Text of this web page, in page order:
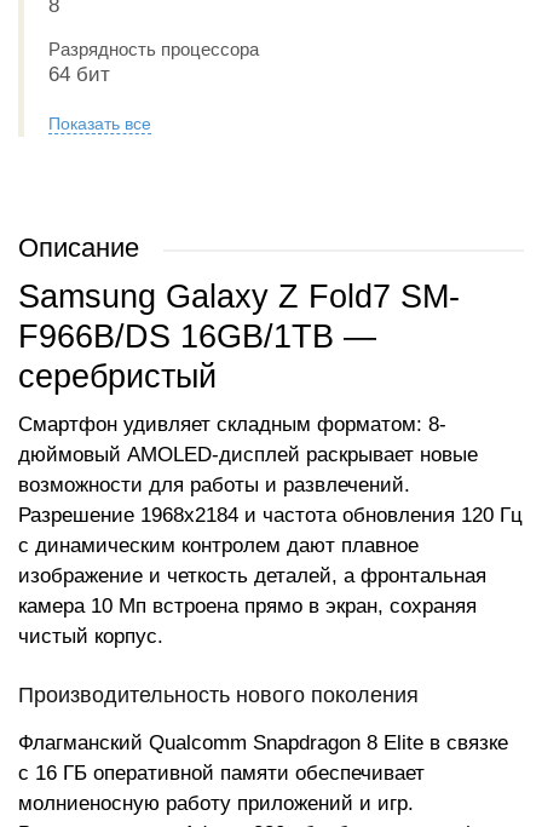
8
Разрядность процессора
64 бит
Показать все
Описание
Samsung Galaxy Z Fold7 SM-
F966B/DS 16GB/1TB —
серебристый
Смартфон удивляет складным форматом: 8-
дюймовый AMOLED-дисплей раскрывает новые
возможности для работы и развлечений.
Разрешение 1968x2184 и частота обновления 120 Гц
с динамическим контролем дают плавное
изображение и четкость деталей, а фронтальная
камера 10 Мп встроена прямо в экран, сохраняя
чистый корпус.
Производительность нового поколения
Флагманский Qualcomm Snapdragon 8 Elite в связке
с 16 ГБ оперативной памяти обеспечивает
молниеносную работу приложений и игр.